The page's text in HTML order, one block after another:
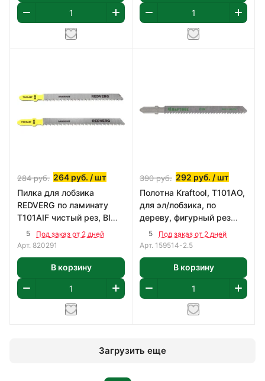
284руб. 264 руб. / шт
Пилка для лобзика
REDVERG по ламинату
T101AIF чистый рез, BIM
(2шт)
5
Под заказ от 2 дней
Арт. 820291
В корзину
390руб. 292 руб. / шт
Полотна Kraftool, T101AO,
для эл/лобзика, по
дереву, фигурный рез
2шт5
Под заказ от 2 дней
Арт. 159514-2.5
В корзину
Загрузить еще